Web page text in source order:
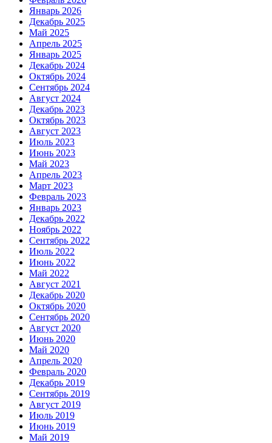
Январь 2026
Декабрь 2025
Май 2025
Апрель 2025
Январь 2025
Декабрь 2024
Октябрь 2024
Сентябрь 2024
Август 2024
Декабрь 2023
Октябрь 2023
Август 2023
Июль 2023
Июнь 2023
Май 2023
Апрель 2023
Март 2023
Февраль 2023
Январь 2023
Декабрь 2022
Ноябрь 2022
Сентябрь 2022
Июль 2022
Июнь 2022
Май 2022
Август 2021
Декабрь 2020
Октябрь 2020
Сентябрь 2020
Август 2020
Июнь 2020
Май 2020
Апрель 2020
Февраль 2020
Декабрь 2019
Сентябрь 2019
Август 2019
Июль 2019
Июнь 2019
Май 2019